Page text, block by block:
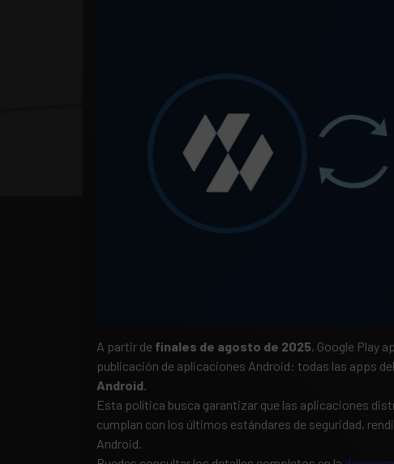
A partir de finales de agosto de 2025, Google Play
publicación de aplicaciones Android: todas las apps
Android.
Esta política busca garantizar que las aplicaciones
cumplan con los últimos estándares de seguridad,
Android.